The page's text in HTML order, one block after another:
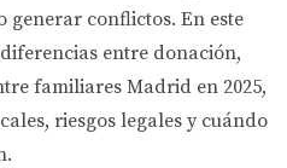
generar conflictos. En este
entre donación,
familiares Madrid en 2025,
riesgos legales y cuándo